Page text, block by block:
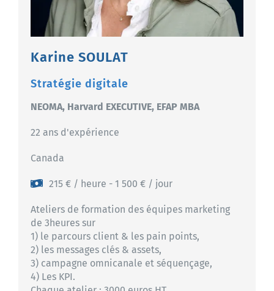
Karine SOULAT
Stratégie digitale
NEOMA, Harvard EXECUTIVE, EFAP MBA
22 ans d'expérience
Canada
215 € / heure - 1 500 € / jour
Ateliers de formation des équipes marketing
de 3heures sur
1) le parcours client & les pain points,
2) les messages clés & assets,
3) campagne omnicanale et séquençage,
4) Les KPI.